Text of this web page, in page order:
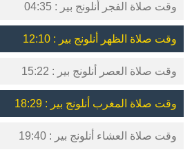
وقت صلاة الفجر أنلونج بير : 04:35
وقت صلاة الظهر أنلونج بير : 12:10
وقت صلاة العصر أنلونج بير : 15:22
وقت صلاة المغرب أنلونج بير : 18:29
وقت صلاة العشاء أنلونج بير : 19:40